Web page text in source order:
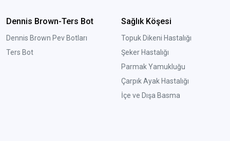
Dennis Brown-Ters Bot
Dennis Brown Pev Botları
Ters Bot
Sağlık Köşesi
Topuk Dikeni Hastalığı
Şeker Hastalığı
Parmak Yamukluğu
Çarpık Ayak Hastalığı
İçe ve Dışa Basma